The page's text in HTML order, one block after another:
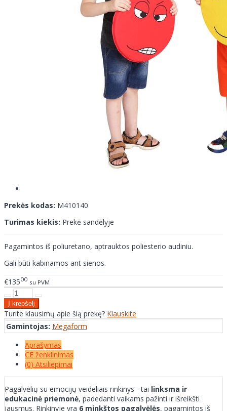
Prekės kodas: M410140
Turimas kiekis: Prekė sandėlyje
Pagamintos iš poliuretano, aptrauktos poliesterio audiniu.
Gali būti kabinamos ant sienos.
€13500 su PVM
Turite klausimų apie šią prekę? Klauskite
Gamintojas: Megaform
Aprašymas
CE ženklinimas
(0) Atsiliepimai
Pagalvėlių su emocijų veideliais rinkinys - tai linksma ir
edukacinė priemonė, padedanti vaikams pažinti ir išreikšti
jausmus. Rinkinyje yra 6 minkštos pagalvėlės, pagamintos iš